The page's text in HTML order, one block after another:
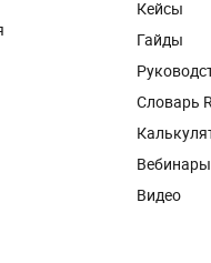
Кейсы
Гайды
Словарь
Вебинары
Видео